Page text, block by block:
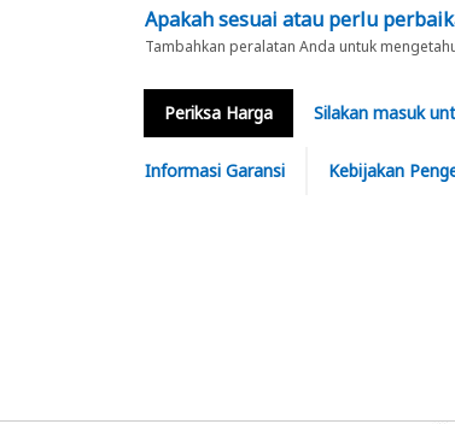
Apakah sesuai atau perlu
Tambahkan peralatan Anda untuk
Periksa Harga Silakan masuk
Informasi Garansi Kebijakan